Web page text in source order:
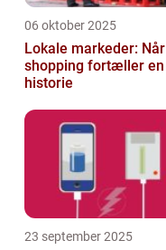
06 oktober 2025
Lokale markeder: Når
shopping fortæller en
historie
23 september 2025